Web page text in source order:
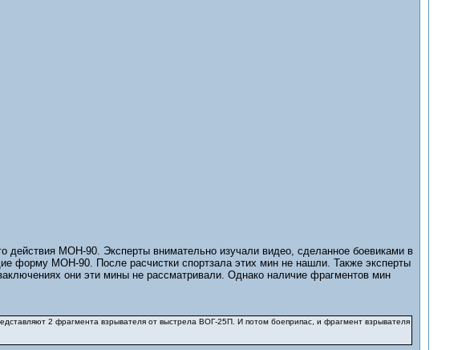
МОН-90. Эксперты внимательно изучали видео, сделанное боевиками в
форму МОН-90. После расчистки спортзала этих мин не нашли. Также эксперты
они эти мины не рассматривали. Однако наличие фрагментов мин
2 фрагмента взрывателя от выстрела ВОГ-25П. И потом боеприпас, и фрагмент взрывателя